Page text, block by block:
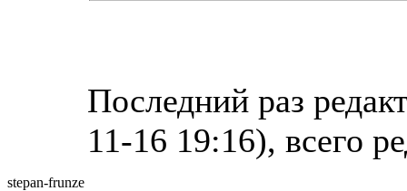
Последний раз
11-16 19:16), всего
stepan-frunz​e